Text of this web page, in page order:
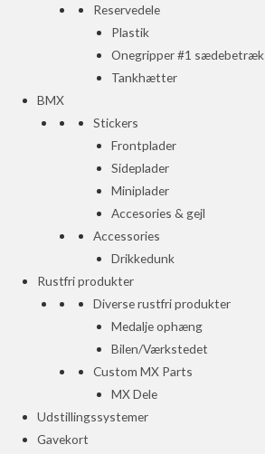
Reservedele
Plastik
Onegripper #1 sædebetræk
Tankhætter
BMX
Stickers
Frontplader
Sideplader
Miniplader
Accesories & gejl
Accessories
Drikkedunk
Rustfri produkter
Diverse rustfri produkter
Medalje ophæng
Bilen/Værkstedet
Custom MX Parts
MX Dele
Udstillingssystemer
Gavekort